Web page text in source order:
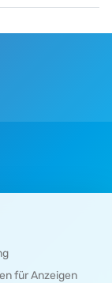
für Anzeigen